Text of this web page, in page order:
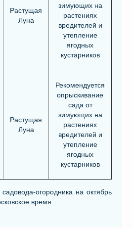
Растущая
Луна
зимующих на
растениях
вредителей и
утепление
ягодных
кустарников
Растущая
Луна
Рекомендуется
опрыскивание
сада от
зимующих на
растениях
вредителей и
утепление
ягодных
кустарников
огородника на октябрь
время.